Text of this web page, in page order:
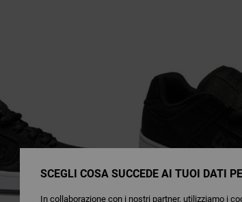
SCEGLI COSA SUCCEDE AI TUOI DATI
In collaborazione con i nostri partner, utilizziamo i